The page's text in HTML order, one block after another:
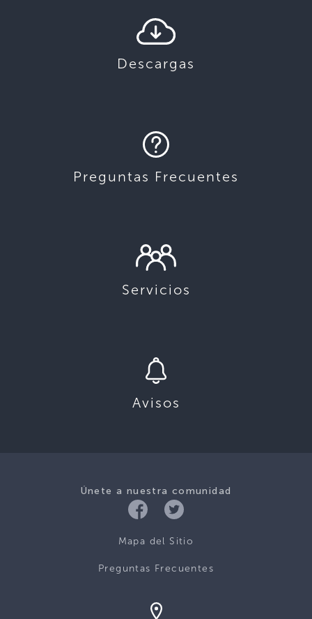
Descargas
Preguntas Frecuentes
Servicios
Avisos
Únete a nuestra comunidad
Mapa del Sitio
Preguntas Frecuentes